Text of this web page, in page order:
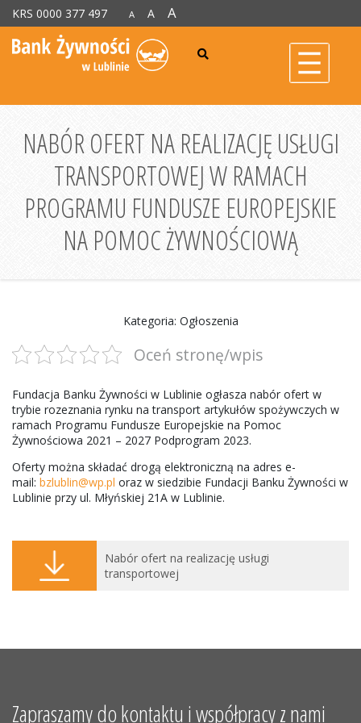
KRS 0000 377 497 A A A
NABÓR OFERT NA REALIZACJĘ USŁUGI
TRANSPORTOWEJ W RAMACH
PROGRAMU FUNDUSZE EUROPEJSKIE
NA POMOC ŻYWNOŚCIOWĄ
Kategoria: Ogłoszenia
Oceń stronę/wpis
Fundacja Banku Żywności w Lublinie ogłasza nabór ofert w
trybie rozeznania rynku na transport artykułów spożywczych w
ramach Programu Fundusze Europejskie na Pomoc
Żywnościowa 2021 – 2027 Podprogram 2023.
Oferty można składać drogą elektroniczną na adres e-
mail: bzlublin@wp.pl oraz w siedzibie Fundacji Banku Żywności w
Lublinie przy ul. Młyńskiej 21A w Lublinie.
Nabór ofert na realizację usługi
transportowej
Zapraszamy do kontaktu i współpracy z nami